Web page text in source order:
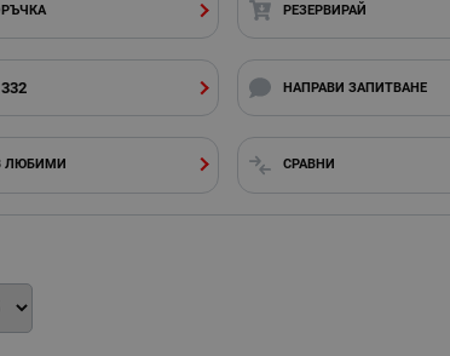
РЕЗЕРВИРАЙ
НАПРАВИ ЗАПИТВАНЕ
ЛЮБИМИ СРАВНИ